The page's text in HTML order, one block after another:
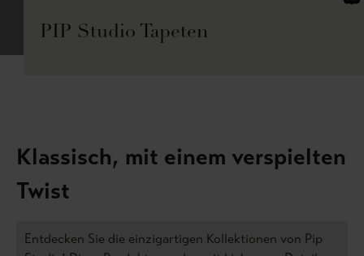
PIP Studio Tapeten
Klassisch, mit einem verspielten
Twist
Entdecken Sie die einzigartigen Kollektionen von Pip